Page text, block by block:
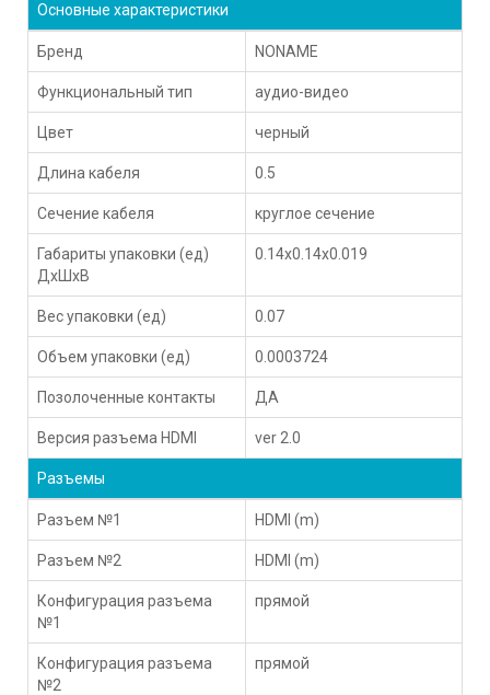
Основные характеристики
Бренд NONAME
Функциональный тип аудио-видео
Цвет черный
Длина кабеля 0.5
Сечение кабеля круглое сечение
Габариты упаковки (ед)
ДхШхВ
0.14x0.14x0.019
Вес упаковки (ед) 0.07
Объем упаковки (ед) 0.0003724
Позолоченные контакты ДА
Версия разъема HDMI ver 2.0
Разъемы
Разъем №1 HDMI (m)
Разъем №2 HDMI (m)
Конфигурация разъема
№1
прямой
Конфигурация разъема
№2
прямой